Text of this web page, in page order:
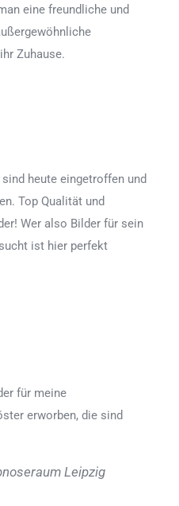
eine freundliche und
Zuhause.
heute eingetroffen und
Top Qualität und
Wer also Bilder für sein
ist hier perfekt
für meine
erworben, die sind
Leipzig